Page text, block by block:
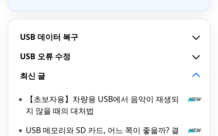
USB 데이터 복구
USB 오류 수정
최신 글
【초보자용】차량용 USB에서 음악이 재생되
지 않을 때의 대처법
USB 메모리와 SD 카드, 어느 쪽이 좋을까? 결